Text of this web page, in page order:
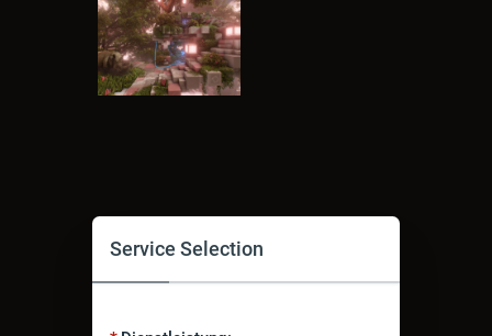
Service Selection